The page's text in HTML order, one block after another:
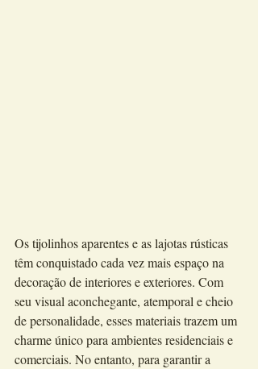
Os tijolinhos aparentes e as lajotas rústicas
têm conquistado cada vez mais espaço na
decoração de interiores e exteriores. Com
seu visual aconchegante, atemporal e cheio
de personalidade, esses materiais trazem um
charme único para ambientes residenciais e
comerciais. No entanto, para garantir a